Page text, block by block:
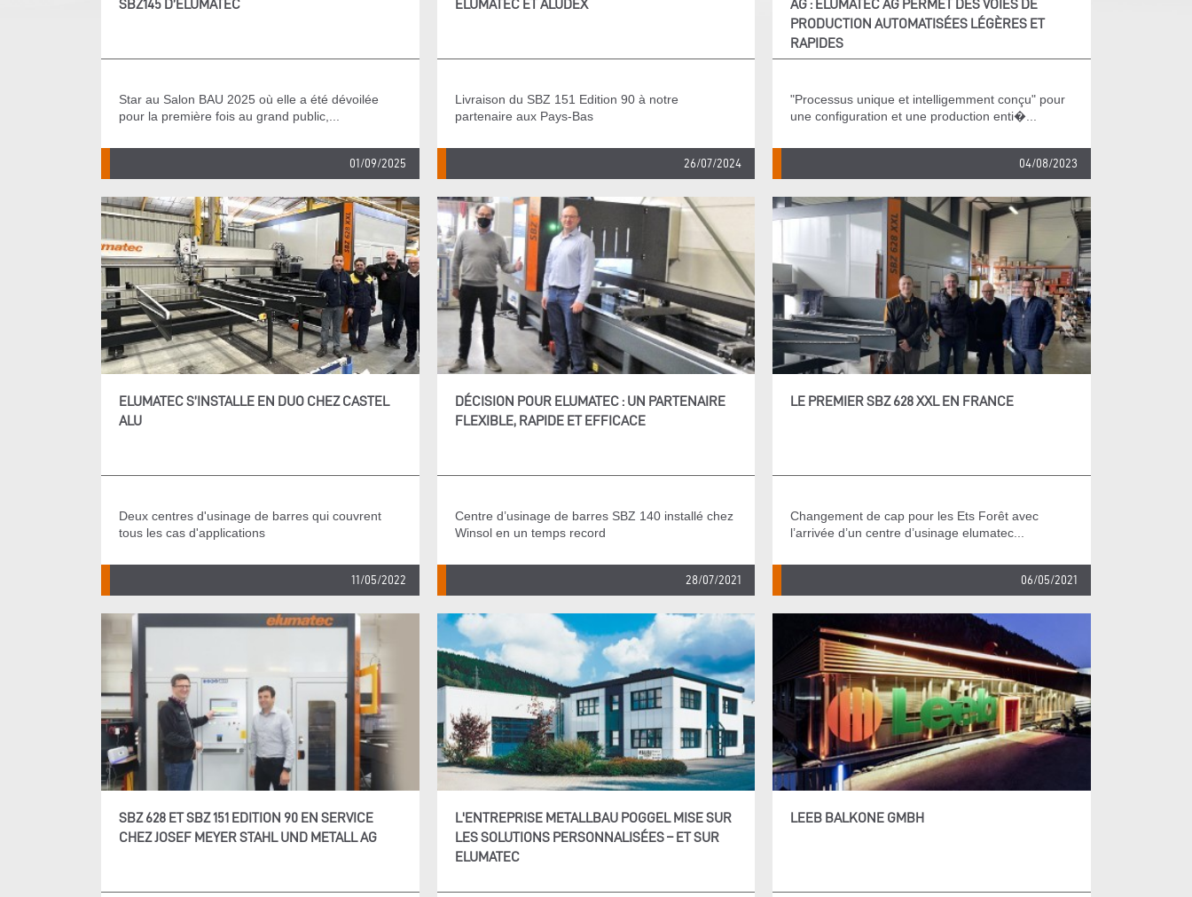
SBZ145 D’ELUMATEC
Star au Salon BAU 2025 où elle a été dévoilée
pour la première fois au grand public,...
01/09/2025
ELUMATEC ET ALUDEX
Livraison du SBZ 151 Edition 90 à notre
partenaire aux Pays-Bas
26/07/2024
AG : ELUMATEC AG PERMET DES VOIES DE
PRODUCTION AUTOMATISÉES LÉGÈRES ET
RAPIDES
"Processus unique et intelligemment conçu" pour
une configuration et une production enti�...
04/08/2023
ELUMATEC S’INSTALLE EN DUO CHEZ CASTEL
ALU
Deux centres d'usinage de barres qui couvrent
tous les cas d'applications
11/05/2022
DÉCISION POUR ELUMATEC : UN PARTENAIRE
FLEXIBLE, RAPIDE ET EFFICACE
Centre d’usinage de barres SBZ 140 installé chez
Winsol en un temps record
28/07/2021
LE PREMIER SBZ 628 XXL EN FRANCE
Changement de cap pour les Ets Forêt avec
l’arrivée d’un centre d’usinage elumatec...
06/05/2021
SBZ 628 ET SBZ 151 EDITION 90 EN SERVICE
CHEZ JOSEF MEYER STAHL UND METALL AG
L'ENTREPRISE METALLBAU POGGEL MISE SUR
LES SOLUTIONS PERSONNALISÉES – ET SUR
ELUMATEC
LEEB BALKONE GMBH